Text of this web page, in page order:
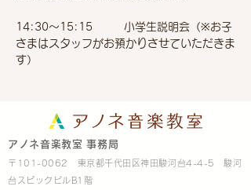
14:30～15:15        小学生説明会（※お子
さまはスタッフがお預かりさせていただきま
す）
アノネ音楽教室 事務局
〒101-0062 東京都千代田区神田駿河台4-4-5 駿河
台スピックビルB1階